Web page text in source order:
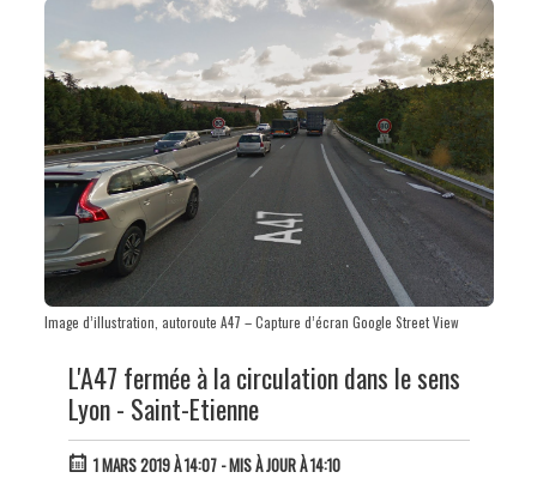
Image d’illustration, autoroute A47 – Capture d’écran Google Street View
L'A47 fermée à la circulation dans le sens
Lyon - Saint-Etienne
1 MARS 2019 À 14:07- MIS À JOUR À 14:10